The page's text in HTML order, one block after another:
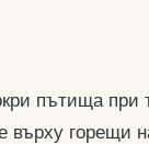
пътища
върху горещи